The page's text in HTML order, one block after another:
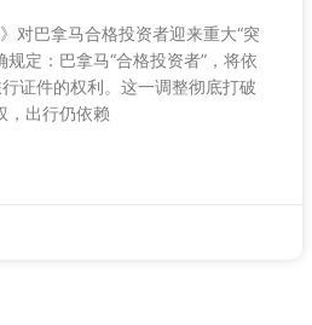
对巴拿马合格投资者迎来重大“突
定：巴拿马“合格投资者”，将依
证件的权利。这一调整彻底打破
，出行仍依赖